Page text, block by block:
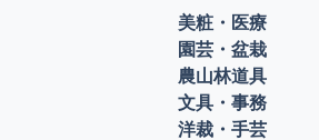
美粧・医療
園芸・盆栽
農山林道具
文具・事務
洋裁・手芸